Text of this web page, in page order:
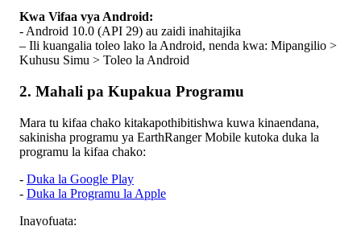
Kwa Vifaa vya Android:
- Android 10.0 (API 29) au zaidi inahitajika
– Ili kuangalia toleo lako la Android, nenda kwa: Mipangilio >
Kuhusu Simu > Toleo la Android
2. Mahali pa Kupakua Programu
Mara tu kifaa chako kitakapothibitishwa kuwa kinaendana,
sakinisha programu ya EarthRanger Mobile kutoka duka la
programu la kifaa chako:
- Duka la Google Play
- Duka la Programu la Apple
Inayofuata: